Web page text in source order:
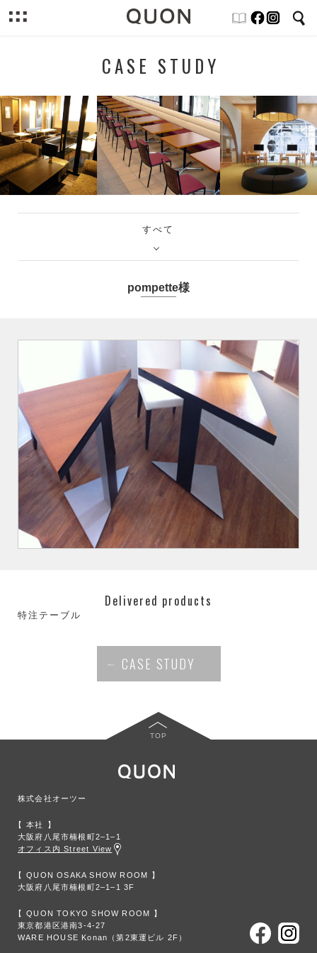
CASE STUDY
すべて
pompette様
Delivered products
特注テーブル
CASE STUDY
TOP
株式会社オーツー
本社
大阪府八尾市楠根町2‒1‒1
オフィス内 Street View
QUON OSAKA SHOW ROOM
大阪府八尾市楠根町2‒1‒1 3F
QUON TOKYO SHOW ROOM
東京都港区港南3-4-27
WARE HOUSE Konan（第2東運ビル 2F）